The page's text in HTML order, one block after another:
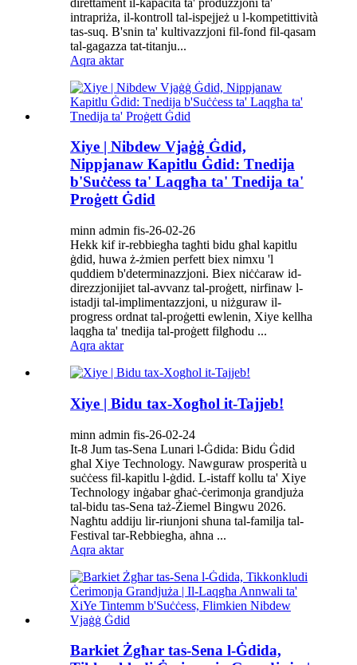
intrapriża, il-kontroll tal-ispejjeż u l-kompetittività
tas-suq. B'snin ta' kultivazzjoni fil-fond fil-qasam
tal-gagazza tat-titanju...
Aqra aktar
Xiye | Nibdew Vjaġġ Ġdid,
Nippjanaw Kapitlu Ġdid: Tnedija
b'Suċċess ta' Laqgħa ta' Tnedija ta'
Proġett Ġdid
minn admin fis-26-02-26
Hekk kif ir-rebbiegħa tagħti bidu għal kapitlu
ġdid, huwa ż-żmien perfett biex nimxu 'l
quddiem b'determinazzjoni. Biex niċċaraw id-
direzzjonijiet tal-avvanz tal-proġett, nirfinaw l-
istadji tal-implimentazzjoni, u niżguraw il-
progress ordnat tal-proġetti ewlenin, Xiye kellha
laqgħa ta' tnedija tal-proġett filgħodu ...
Aqra aktar
Xiye | Bidu tax-Xogħol it-Tajjeb!
minn admin fis-26-02-24
It-8 Jum tas-Sena Lunari l-Ġdida: Bidu Ġdid
għal Xiye Technology. Nawguraw prosperità u
suċċess fil-kapitlu l-ġdid. L-istaff kollu ta' Xiye
Technology inġabar għaċ-ċerimonja grandjuża
tal-bidu tas-Sena taż-Żiemel Bingwu 2026.
Nagħtu addiju lir-riunjoni sħuna tal-familja tal-
Festival tar-Rebbiegħa, aħna ...
Aqra aktar
Barkiet Żgħar tas-Sena l-Ġdida,